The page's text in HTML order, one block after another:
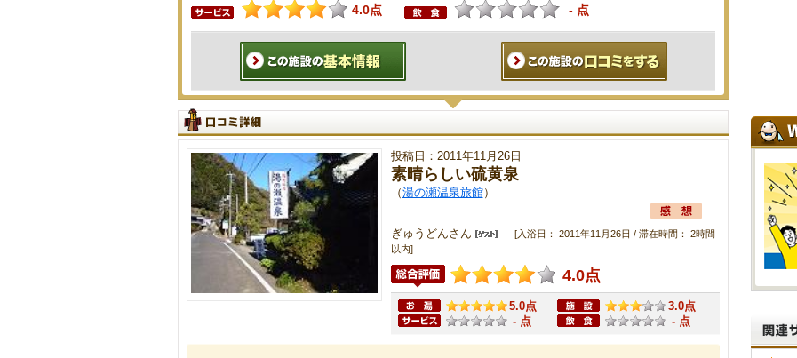
4.0点
- 点
投稿日：2011年11月26日
素晴らしい硫黄泉
（湯の瀬温泉旅館）
ぎゅうどんさん
[入浴日： 2011年11月26日 / 滞在時間： 2時間
以内]
4.0点
5.0点
3.0点
- 点
- 点